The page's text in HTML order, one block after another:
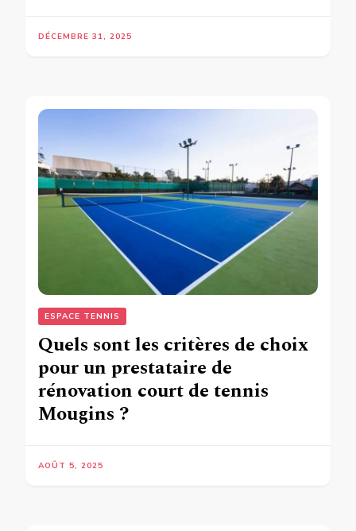
DÉCEMBRE 31, 2025
ESPACE TENNIS
Quels sont les critères de choix
pour un prestataire de
rénovation court de tennis
Mougins ?
AOÛT 5, 2025